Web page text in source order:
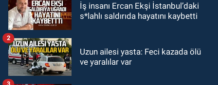
18:48Yeni başkan belli oldu:
Kongrede dostluk mesajları
18:36AK Parti teşkilatları
İş insanı Ercan Ekşi İstanbul’daki
s*lahlı saldırıda hayatını kaybetti
Uzun ailesi yasta: Feci kazada ölü
ve yaralılar var
2